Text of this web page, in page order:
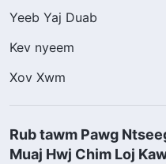
Yeeb Yaj Duab
Kev nyeem
Xov Xwm
Rub tawm Pawg
Muaj Hwj Chim Loj